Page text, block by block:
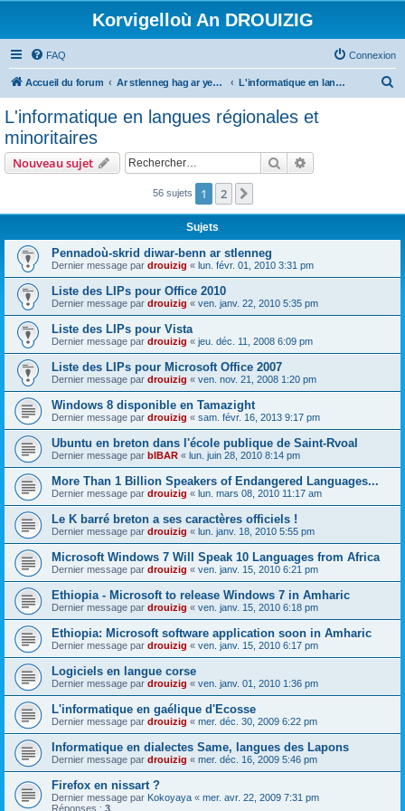
Korvigelloù An DROUIZIG
FAQ Connexion
Accueil du forum Ar stlenneg hag ar yezhoù bihan er bed a-bezh L'informatique en langues régionales et minoritaires
c
r
L'informatique en langues régionales et
minoritaires
Nouveau sujet Rechercher
56 sujets 1 2
Sujets
Pennadoù-skrid diwar-benn ar stlenneg
Dernier message par drouizig « lun. févr. 01, 2010 3:31 pm
Liste des LIPs pour Office 2010
Dernier message par drouizig « ven. janv. 22, 2010 5:35 pm
Liste des LIPs pour Vista
Dernier message par drouizig « jeu. déc. 11, 2008 6:09 pm
Liste des LIPs pour Microsoft Office 2007
Dernier message par drouizig « ven. nov. 21, 2008 1:20 pm
Windows 8 disponible en Tamazight
Dernier message par drouizig « sam. févr. 16, 2013 9:17 pm
Ubuntu en breton dans l'école publique de Saint-Rvoal
Dernier message par bIBAR « lun. juin 28, 2010 8:14 pm
More Than 1 Billion Speakers of Endangered Languages...
Dernier message par drouizig « lun. mars 08, 2010 11:17 am
Le K barré breton a ses caractères officiels !
Dernier message par drouizig « lun. janv. 18, 2010 5:55 pm
Microsoft Windows 7 Will Speak 10 Languages from Africa
Dernier message par drouizig « ven. janv. 15, 2010 6:21 pm
Ethiopia - Microsoft to release Windows 7 in Amharic
Dernier message par drouizig « ven. janv. 15, 2010 6:18 pm
Ethiopia: Microsoft software application soon in Amharic
Dernier message par drouizig « ven. janv. 15, 2010 6:17 pm
Logiciels en langue corse
Dernier message par drouizig « ven. janv. 01, 2010 1:36 pm
L'informatique en gaélique d'Ecosse
Dernier message par drouizig « mer. déc. 30, 2009 6:22 pm
Informatique en dialectes Same, langues des Lapons
Dernier message par drouizig « mer. déc. 16, 2009 5:46 pm
Firefox en nissart ?
Dernier message par Kokoyaya « mer. avr. 22, 2009 7:31 pm
Réponses : 3